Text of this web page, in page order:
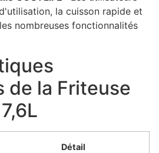
la cuisson rapide et
nombreuses fonctionnalités
de la Friteuse
Détail